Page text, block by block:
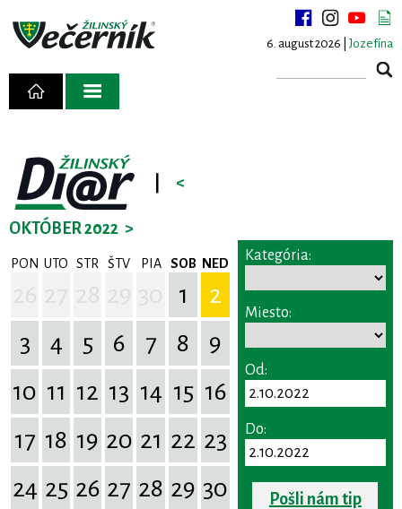
6. august 2026 | Jozefína
<
OKTÓBER 2022 >
PON UTO STR ŠTV PIA SOB NED
1
2
3
4 5 6 7 8
9
10 11 12 13 14 15 16
17 18 19 20 21 22 23
24 25 26 27 28 29 30
Kategória:
Miesto:
Od:
Do:
Pošli nám tip